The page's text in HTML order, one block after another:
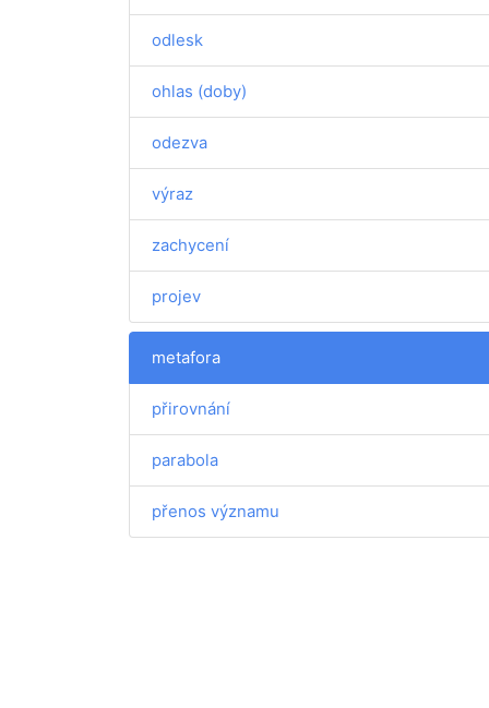
odlesk
ohlas (doby)
odezva
výraz
zachycení
projev
metafora
přirovnání
parabola
přenos významu